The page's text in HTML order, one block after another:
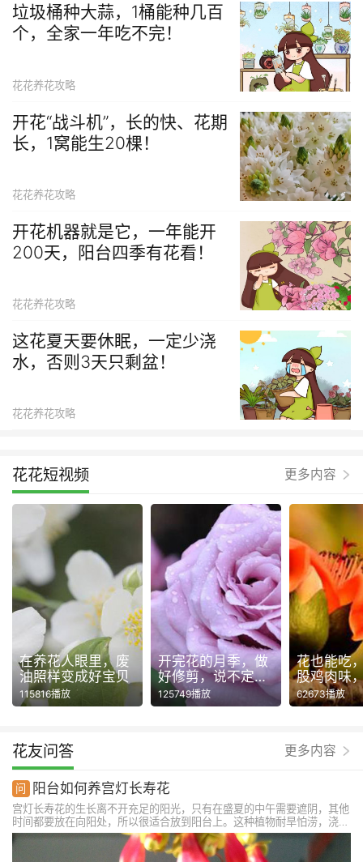
垃圾桶种大蒜，1桶能种几百
个，全家一年吃不完！
花花养花攻略
开花“战斗机”，长的快、花期
长，1窝能生20棵！
花花养花攻略
开花机器就是它，一年能开
200天，阳台四季有花看！
花花养花攻略
这花夏天要休眠，一定少浇
水，否则3天只剩盆！
花花养花攻略
花花短视频 更多内容
在养花人眼里，废
油照样变成好宝贝
115816播放
开完花的月季，做
好修剪，说不定还
能再开一波！
125749播放
花也能吃
股鸡肉味
62673播放
花友问答 更多内容
阳台如何养宫灯长寿花
宫灯长寿花的生长离不开充足的阳光，只有在盛夏的中午需要遮阴，其他
时间都要放在向阳处，所以很适合放到阳台上。这种植物耐旱怕涝，浇水
千万不能多，春秋季三天一次即可。另外每半个月可以施2-3次液肥，促
进植株生长，花期还可以施点磷酸二氢钾。